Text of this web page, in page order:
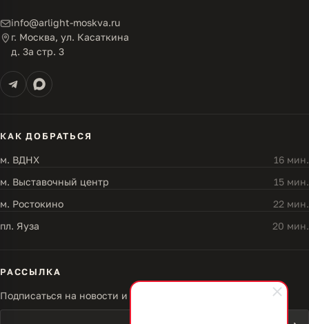
info@arlight-moskva.ru
г. Москва, ул. Касаткина
д. 3а стр. 3
КАК ДОБРАТЬСЯ
м. ВДНХ
16 мин.
м. Выставочный центр
15 мин.
м. Ростокино
22 мин.
пл. Яуза
20 мин.
РАССЫЛКА
Подписаться на новости и акции